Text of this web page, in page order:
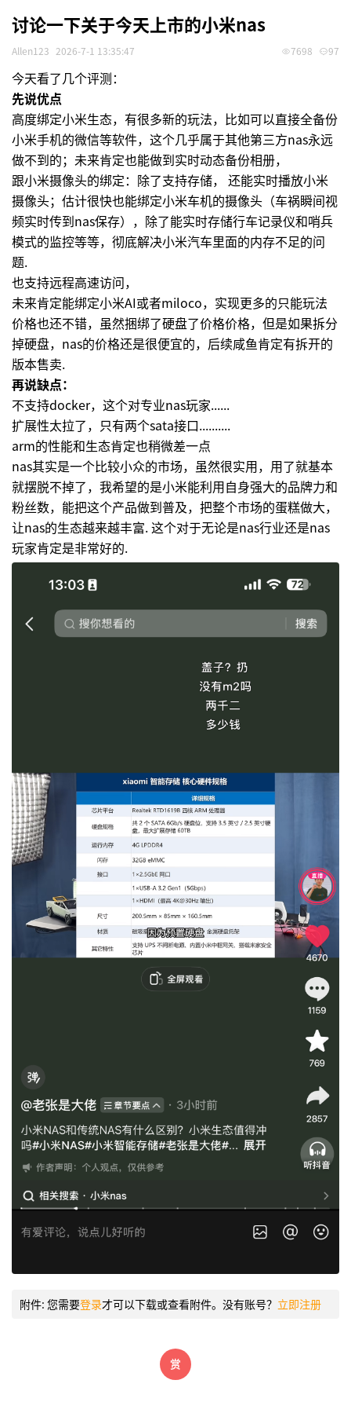
讨论一下关于今天上市的小米nas
Allen123 2026-7-1 13:35:47 7698 97
今天看了几个评测：
先说优点
高度绑定小米生态，有很多新的玩法，比如可以直接全备份
小米手机的微信等软件，这个几乎属于其他第三方nas永远
做不到的；未来肯定也能做到实时动态备份相册，
跟小米摄像头的绑定：除了支持存储， 还能实时播放小米
摄像头；估计很快也能绑定小米车机的摄像头（车祸瞬间视
频实时传到nas保存），除了能实时存储行车记录仪和哨兵
模式的监控等等，彻底解决小米汽车里面的内存不足的问
题.
也支持远程高速访问，
未来肯定能绑定小米AI或者miloco，实现更多的只能玩法
价格也还不错，虽然捆绑了硬盘了价格价格，但是如果拆分
掉硬盘，nas的价格还是很便宜的，后续咸鱼肯定有拆开的
版本售卖.
再说缺点：
不支持docker，这个对专业nas玩家......
扩展性太拉了，只有两个sata接口..........
arm的性能和生态肯定也稍微差一点
nas其实是一个比较小众的市场，虽然很实用，用了就基本
就摆脱不掉了，我希望的是小米能利用自身强大的品牌力和
粉丝数，能把这个产品做到普及，把整个市场的蛋糕做大，
让nas的生态越来越丰富. 这个对于无论是nas行业还是nas
玩家肯定是非常好的.
附件: 您需要登录才可以下载或查看附件。没有账号？ 立即注册